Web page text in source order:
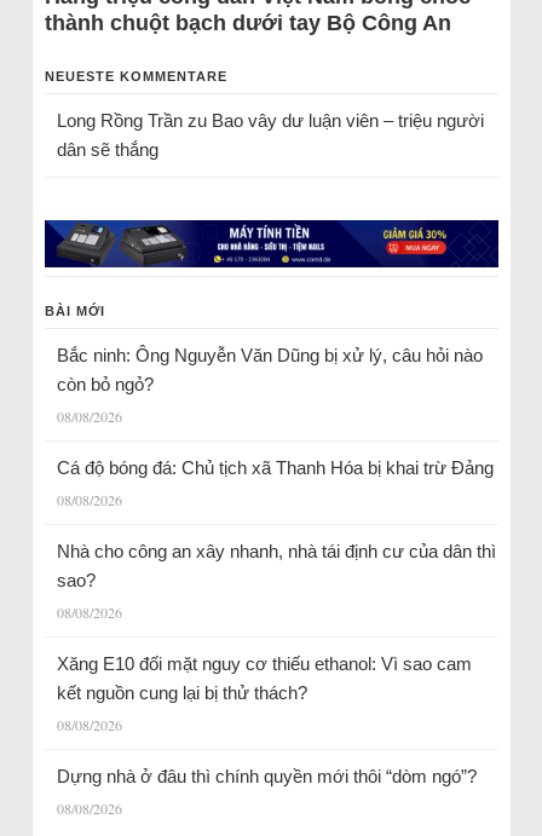
thành chuột bạch dưới tay Bộ Công An
NEUESTE KOMMENTARE
Long Rồng Trầnzu Bao vây dư luận viên – triệu người
dân sẽ thắng
BÀI MỚI
Bắc ninh: Ông Nguyễn Văn Dũng bị xử lý, câu hỏi nào
còn bỏ ngỏ?
08/08/2026
Cá độ bóng đá: Chủ tịch xã Thanh Hóa bị khai trừ Đảng
08/08/2026
Nhà cho công an xây nhanh, nhà tái định cư của dân thì
sao?
08/08/2026
Xăng E10 đối mặt nguy cơ thiếu ethanol: Vì sao cam
kết nguồn cung lại bị thử thách?
08/08/2026
Dựng nhà ở đâu thì chính quyền mới thôi “dòm ngó”?
08/08/2026